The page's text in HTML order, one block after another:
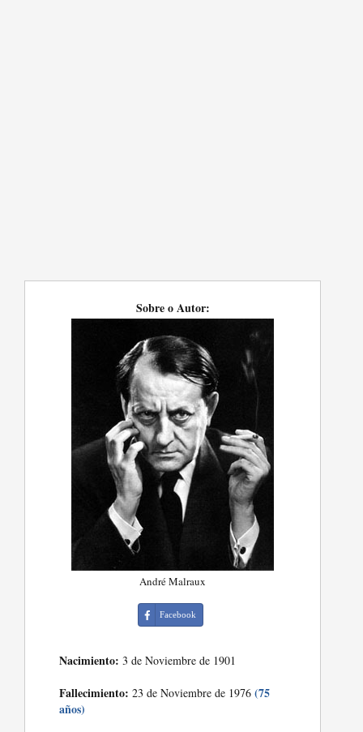
Sobre o Autor:
André Malraux
Facebook
Nacimiento: 3 de Noviembre de 1901
Fallecimiento: 23 de Noviembre de 1976(75
años)